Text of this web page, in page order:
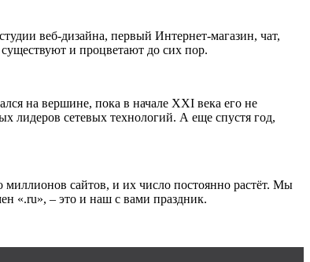
веб-дизайна, первый Интернет-магазин, чат,
и процветают до сих пор.
на вершине, пока в начале XXI века его не
лидеров сетевых технологий. А еще спустя год,
миллионов сайтов, и их число постоянно растёт. Мы
«.ru», – это и наш с вами праздник.